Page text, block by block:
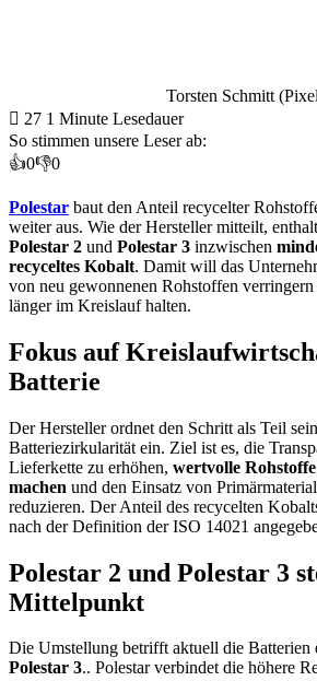
Torsten Schmitt
27 1 Minute Lesedauer
So stimmen unsere Leser ab:
👍0👎0
Polestar baut den Anteil recycelter
weiter aus. Wie der Hersteller mitteilt,
Polestar 2 und Polestar 3 inzwischen
recyceltes Kobalt. Damit will das
von neu gewonnenen Rohstoffen
länger im Kreislauf halten.
Fokus auf
Batterie
Der Hersteller ordnet den Schritt als Teil
Batteriezirkularität ein. Ziel ist es, die
Lieferkette zu erhöhen, wertvolle
machen und den Einsatz von
reduzieren. Der Anteil des recycelten
nach der Definition der ISO 14021
Polestar 2 und Polestar 3
Mittelpunkt
Die Umstellung betrifft aktuell die Batterien
Polestar 3.. Polestar verbindet die höhere